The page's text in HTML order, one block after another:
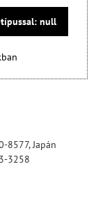
null
8577, Japán
3258